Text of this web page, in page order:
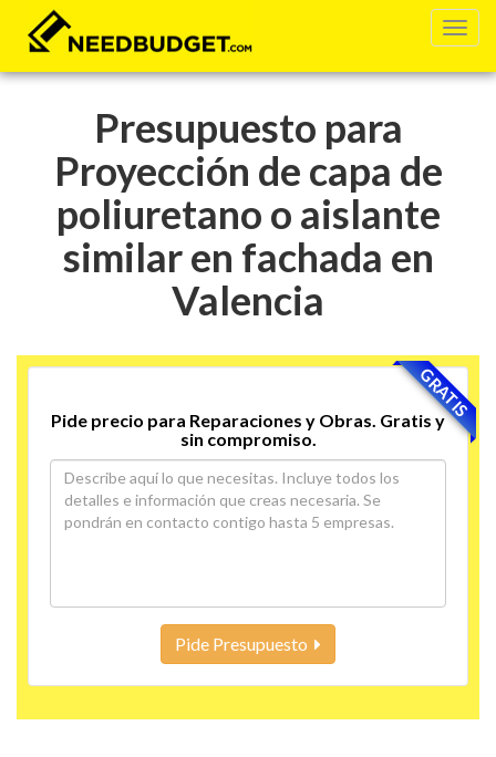
Presupuesto para
Proyección de capa de
poliuretano o aislante
similar en fachada en
Valencia
GRATIS
Pide precio para Reparaciones y Obras. Gratis y
sin compromiso.
Pide Presupuesto